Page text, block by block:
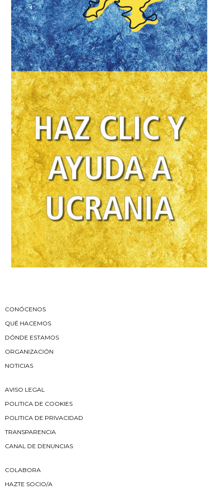
CONÓCENOS
QUÉ HACEMOS
DÓNDE ESTAMOS
ORGANIZACIÓN
NOTICIAS
AVISO LEGAL
POLITICA DE COOKIES
POLITICA DE PRIVACIDAD
TRANSPARENCIA
CANAL DE DENUNCIAS
COLABORA
HAZTE SOCIO/A